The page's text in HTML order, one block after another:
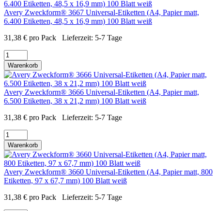
Avery Zweckform® 3667 Universal-Etiketten (A4, Papier matt,
6.400 Etiketten, 48,5 x 16,9 mm) 100 Blatt weiß
31,38 € pro Pack Lieferzeit: 5-7 Tage
Warenkorb
Avery Zweckform® 3666 Universal-Etiketten (A4, Papier matt,
6.500 Etiketten, 38 x 21,2 mm) 100 Blatt weiß
31,38 € pro Pack Lieferzeit: 5-7 Tage
Warenkorb
Avery Zweckform® 3660 Universal-Etiketten (A4, Papier matt, 800
Etiketten, 97 x 67,7 mm) 100 Blatt weiß
31,38 € pro Pack Lieferzeit: 5-7 Tage